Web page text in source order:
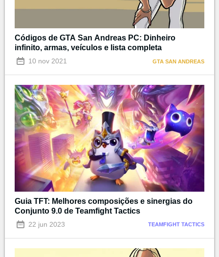
Códigos de GTA San Andreas PC: Dinheiro
infinito, armas, veículos e lista completa
10 nov 2021 GTA SAN ANDREAS
Guia TFT: Melhores composições e sinergias do
Conjunto 9.0 de Teamfight Tactics
22 jun 2023 TEAMFIGHT TACTICS